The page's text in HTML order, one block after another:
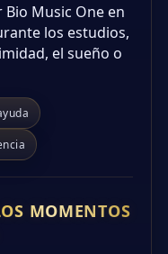
Music One en
los estudios,
el sueño o
MOMENTOS